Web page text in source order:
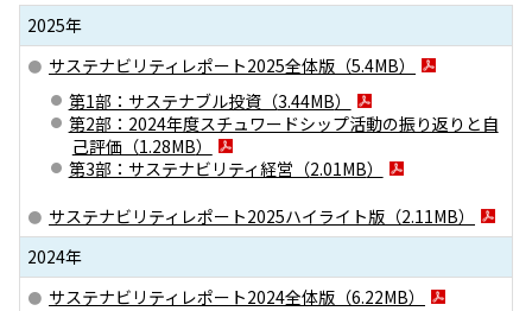
ちょこっと3分！ファンドシアター
有価証券届出書の効力の発生の有無について
こだわりのインデックスファンド 購入・換金手数料なしシ
リーズ
確定拠出年金について
確定拠出年金制度について
資産形成サポート
NAMシティ
お問い合わせ
よくあるご質問
投資の教室
トップメッセージ
特別対談
サステナビリティ経営基本方針
サステナビリティ推進体制
ニッセイアセットの重要課題
サステナビリティへの取り組み
プレスリリース
受賞歴
方針・その他開示情報
公式キャラクターのご紹介
採用情報 English
検索したいキーワードを入力してください。
資産形成はじめるなら
2025年
サステナビリティレポート2025全体版（5.4MB）
第1部：サステナブル投資（3.44MB）
第2部：2024年度スチュワードシップ活動の振り返りと自
己評価（1.28MB）
第3部：サステナビリティ経営（2.01MB）
サステナビリティレポート2025ハイライト版（2.11MB）
2024年
サステナビリティレポート2024全体版（6.22MB）